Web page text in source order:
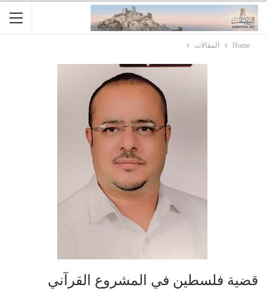
Home المقالات
قضية فلسطين في المشروع القرآني